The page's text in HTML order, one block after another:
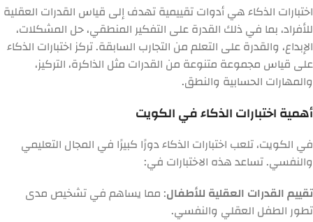
اختبارات الذكاء هي أدوات تقييمية تهدف إلى قياس القدرات العقلية
للأفراد، بما في ذلك القدرة على التفكير المنطقي، حل المشكلات،
الإبداع، والقدرة على التعلم من التجارب السابقة. تركز اختبارات الذكاء
على قياس مجموعة متنوعة من القدرات مثل الذاكرة، التركيز،
والمهارات الحسابية والنطق.
أهمية اختبارات الذكاء في الكويت
في الكويت، تلعب اختبارات الذكاء دورًا كبيرًا في المجال التعليمي
والنفسي. تساعد هذه الاختبارات في:
تقييم القدرات العقلية للأطفال: مما يساهم في تشخيص مدى
تطور الطفل العقلي والنفسي.